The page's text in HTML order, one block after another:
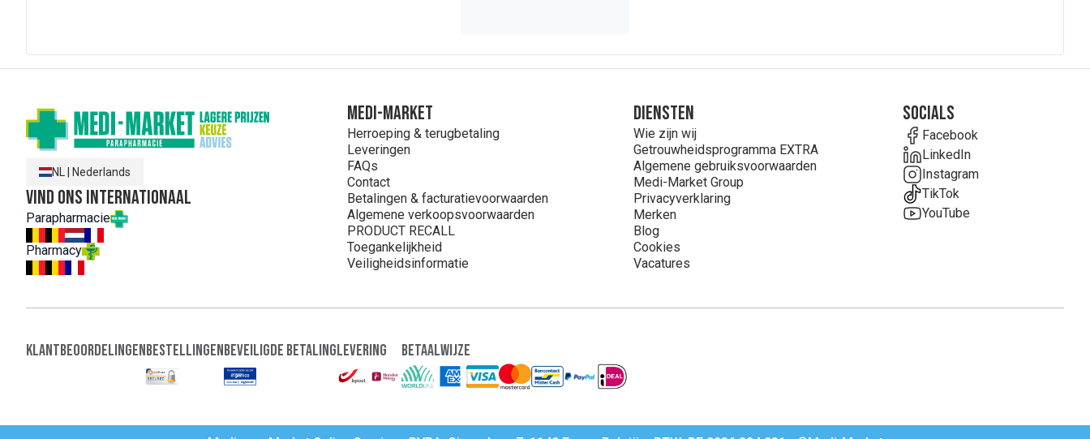
NL Nederlands
Vind ons internationaal
Parapharmacie
Pharmacy
MEDI-MARKET
Herroeping & terugbetaling
Leveringen
FAQs
Contact
Betalingen & facturatievoorwaarden
Algemene verkoopsvoorwaarden
PRODUCT RECALL
Toegankelijkheid
Veiligheidsinformatie
Diensten
Wie zijn wij
Getrouwheidsprogramma EXTRA
Algemene gebruiksvoorwaarden
Medi-Market Group
Privacyverklaring
Merken
Blog
Cookies
Vacatures
Socials
Facebook
LinkedIn
Instagram
TikTok
YouTube
KlantbeoordelingenBestellingenBeveiligde BetalingLevering Betaalwijze